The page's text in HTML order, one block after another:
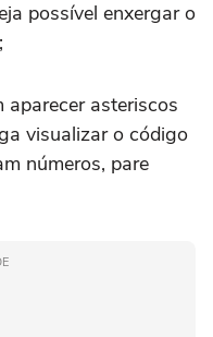
possível enxergar o
asteriscos
visualizar o código
números, pare